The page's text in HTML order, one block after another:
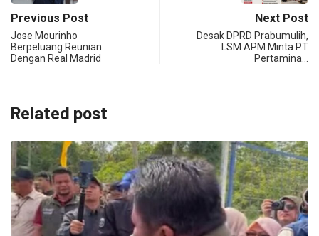
Previous Post
Jose Mourinho
Berpeluang Reunian
Dengan Real Madrid
Next Post
Desak DPRD Prabumulih,
LSM APM Minta PT
Pertamina…
Related post